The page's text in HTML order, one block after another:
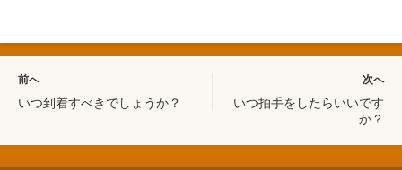
前へ
いつ到着すべきでしょうか？
次へ
いつ拍手をしたらいいです
か？